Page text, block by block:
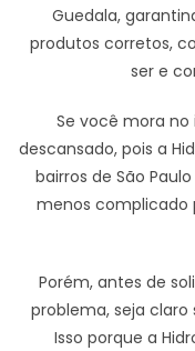
Guedala,
produtos corretos,
ser e
Se você mora no
descansado, pois a
bairros de São
menos complicado
Porém, antes de
problema, seja claro
Isso porque a